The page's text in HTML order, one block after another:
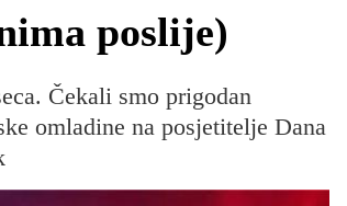
poslije)
Čekali smo prigodan
omladine na posjetitelje Dana